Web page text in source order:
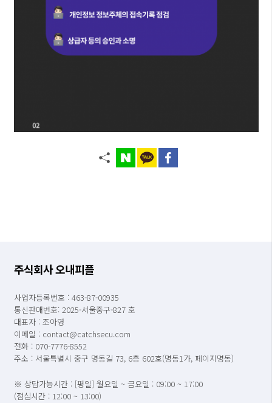
주식회사 오내피플
사업자등록번호 : 463-87-00935
통신판매번호: 2025-서울중구-827 호
대표자 : 조아영
이메일 : contact@catchsecu.com
전화 : 070-7776-8552
주소 : 서울특별시 중구 명동길 73, 6층 602호(명동1가, 페이지명동)
※ 상담가능시간 : [평일] 월요일 ~ 금요일 : 09:00 ~ 17:00
(점심시간 : 12:00 ~ 13:00)